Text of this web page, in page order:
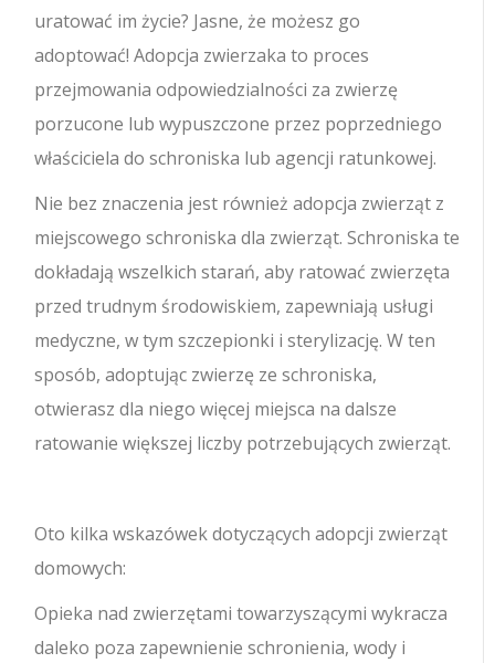
uratować im życie? Jasne, że możesz go
adoptować! Adopcja zwierzaka to proces
przejmowania odpowiedzialności za zwierzę
porzucone lub wypuszczone przez poprzedniego
właściciela do schroniska lub agencji ratunkowej.
Nie bez znaczenia jest również adopcja zwierząt z
miejscowego schroniska dla zwierząt. Schroniska te
dokładają wszelkich starań, aby ratować zwierzęta
przed trudnym środowiskiem, zapewniają usługi
medyczne, w tym szczepionki i sterylizację. W ten
sposób, adoptując zwierzę ze schroniska,
otwierasz dla niego więcej miejsca na dalsze
ratowanie większej liczby potrzebujących zwierząt.
Oto kilka wskazówek dotyczących adopcji zwierząt
domowych:
Opieka nad zwierzętami towarzyszącymi wykracza
daleko poza zapewnienie schronienia, wody i